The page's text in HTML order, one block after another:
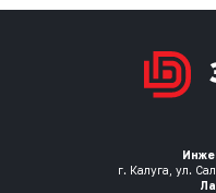
г. Калуга, ул.